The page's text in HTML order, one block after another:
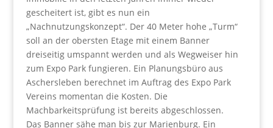
gescheitert ist, gibt es nun ein
„Nachnutzungskonzept“. Der 40 Meter hohe „Turm“
soll an der obersten Etage mit einem Banner
dreiseitig umspannt werden und als Wegweiser hin
zum Expo Park fungieren. Ein Planungsbüro aus
Aschersleben berechnet im Auftrag des Expo Park
Vereins momentan die Kosten. Die
Machbarkeitsprüfung ist bereits abgeschlossen.
Das Banner sähe man bis zur Marienburg. Ein